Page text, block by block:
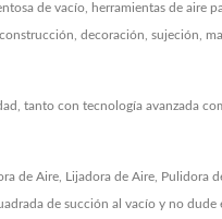
de vacío, herramientas de aire
decoración, sujeción,
tanto con tecnología avanzada
de Aire Lijadora de Aire Pulidora
de succión al vacío y no dude